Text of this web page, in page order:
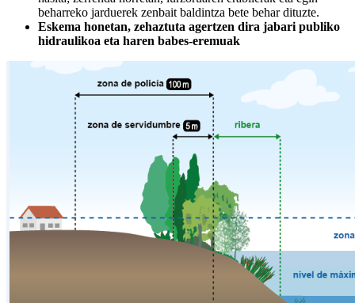
beharreko jarduerek zenbait baldintza bete behar dituzte.
Eskema honetan, zehaztuta agertzen dira jabari publiko
hidraulikoa eta haren babes-eremuak